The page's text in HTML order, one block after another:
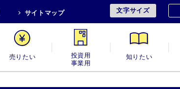
サイトマップ 文字サイズ
売りたい 投資用・事業用 知りたい